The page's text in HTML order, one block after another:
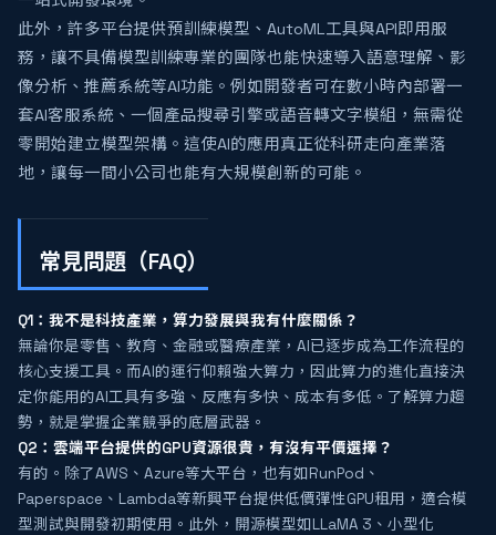
此外，許多平台提供預訓練模型、AutoML工具與API即用服
務，讓不具備模型訓練專業的團隊也能快速導入語意理解、影
像分析、推薦系統等AI功能。例如開發者可在數小時內部署一
套AI客服系統、一個產品搜尋引擎或語音轉文字模組，無需從
零開始建立模型架構。這使AI的應用真正從科研走向產業落
地，讓每一間小公司也能有大規模創新的可能。
常見問題（FAQ）
Q1：我不是科技產業，算力發展與我有什麼關係？
無論你是零售、教育、金融或醫療產業，AI已逐步成為工作流程的
核心支援工具。而AI的運行仰賴強大算力，因此算力的進化直接決
定你能用的AI工具有多強、反應有多快、成本有多低。了解算力趨
勢，就是掌握企業競爭的底層武器。
Q2：雲端平台提供的GPU資源很貴，有沒有平價選擇？
有的。除了AWS、Azure等大平台，也有如RunPod、
Paperspace、Lambda等新興平台提供低價彈性GPU租用，適合模
型測試與開發初期使用。此外，開源模型如LLaMA 3、小型化